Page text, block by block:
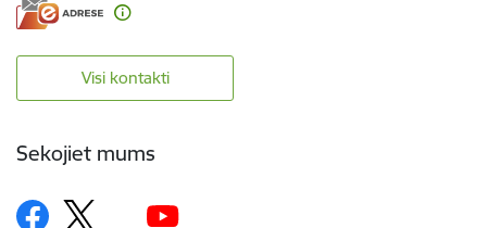
Visi kontakti
Sekojiet mums